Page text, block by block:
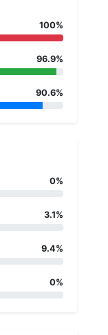
100%
96.9%
90.6%
0%
3.1%
9.4%
0%